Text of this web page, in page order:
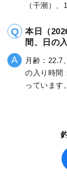
（干潮）
本日（
間、日の
月齢：22.7
の入り時間
っています。